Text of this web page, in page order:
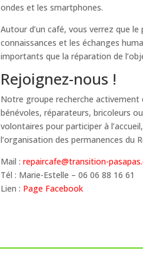
ondes et les smartphones.
Autour d’un café, vous verrez que le
connaissances et les échanges
importants que la réparation de
Rejoignez-nous !
Notre groupe recherche activement
bénévoles, réparateurs, bricoleurs
volontaires pour participer à
l’organisation des permanences du
Mail : repaircafe@transition-
Tél : Marie-Estelle – 06 06 88 16 61
Lien : Page Facebook